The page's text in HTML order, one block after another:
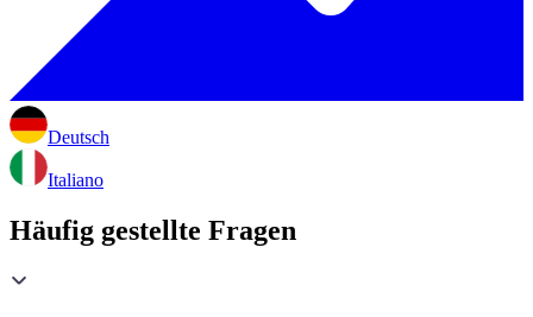
Deutsch
Italiano
Häufig gestellte Fragen